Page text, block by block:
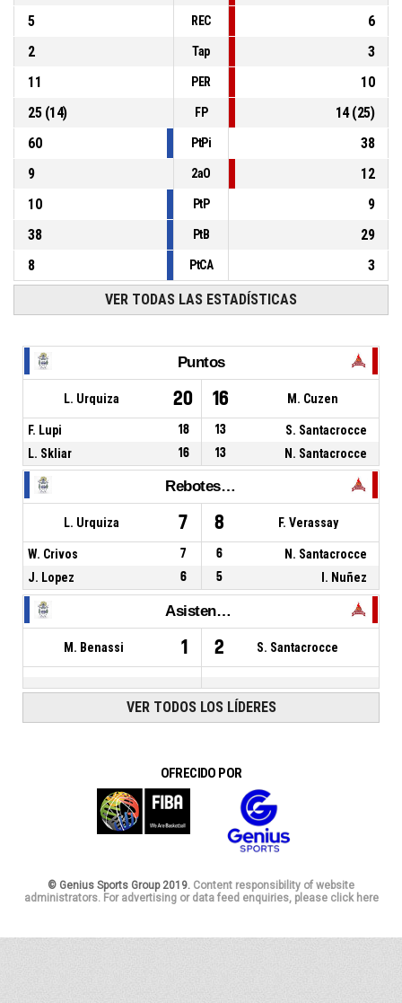
5
REC
6
2
Tap
3
11
PER
10
25(14) FP 14(25)
60
PtPi
38
9
2aO
12
10
PtP
9
38
PtB
29
8
PtCA 3
VER TODAS LAS ESTADÍSTICAS
Puntos
L. Urquiza 20 16 M. Cuzen
F. Lupi 18 13
S. Santacrocce
L. Skliar
16 13 N. Santacrocce
Rebotes Totales
L. Urquiza 7 8 F. Verassay
W. Crivos 7 6
N. Santacrocce
J. Lopez
6 5 I. Nuñez
Asistencias
M. Benassi 1 2 S. Santacrocce
VER TODOS LOS LÍDERES
OFRECIDO POR
© Genius Sports Group 2019. Content responsibility of website
administrators. For advertising or data feed enquiries, please click here